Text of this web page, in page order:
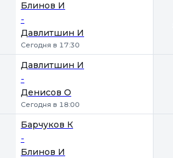
Блинов И
-
Давлитшин И
Сегодня в 17:30
Давлитшин И
-
Денисов О
Сегодня в 18:00
Барчуков К
-
Блинов И